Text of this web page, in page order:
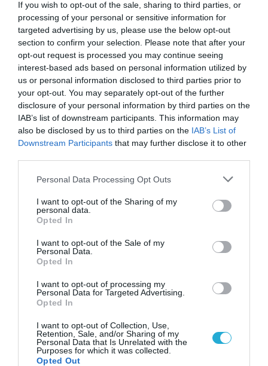
If you wish to opt-out of the sale, sharing to third parties, or
processing of your personal or sensitive information for
targeted advertising by us, please use the below opt-out
section to confirm your selection. Please note that after your
opt-out request is processed you may continue seeing
interest-based ads based on personal information utilized by
us or personal information disclosed to third parties prior to
your opt-out. You may separately opt-out of the further
disclosure of your personal information by third parties on the
IAB’s list of downstream participants. This information may
also be disclosed by us to third parties on the IAB’s List of
Downstream Participants that may further disclose it to other
Please note that this website/app uses one or more Google
not limited to your visit or usage behaviour. You may click to
grant or deny consent to Google and its third-party tags to
use your data for below specified purposes in below Google
consent section.
Personal Data Processing Opt Outs
I want to opt-out of the Sharing of my
personal data.
Opted In
I want to opt-out of the Sale of my
Personal Data.
Opted In
I want to opt-out of processing my
Personal Data for Targeted Advertising.
Opted In
I want to opt-out of Collection, Use,
Retention, Sale, and/or Sharing of my
Personal Data that Is Unrelated with the
Purposes for which it was collected.
Opted Out
Αφουγκραζόμενη τις σύγχρονες
καταναλωτικές τάσεις και συνήθειες, η
ΑΓΓΕΛΑΚΗΣ θα συνεχίζει να παράγει
καινοτόμα προϊόντα, υψηλής ποιότητας και
θρεπτικής αξίας, δίνοντας τη δυνατότητα σε
καταναλωτές από κάθε γωνιά του κόσμου να
τα απολαύσουν στο τραπέζι τους.
Ακολουθήστε τοfoodlife.gr στο Google
News και μάθετε πρώτοι όλες τις ειδήσεις
ΠΕΡΙΣΣΟΤΕΡA